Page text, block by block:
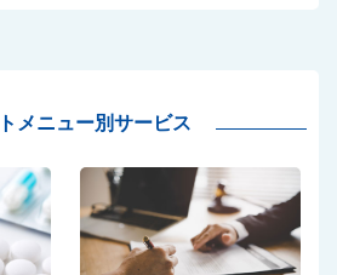
メニュー別サービス